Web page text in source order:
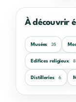
À découvrir
Musées 35
Edifices religieux 8
Distilleries 6